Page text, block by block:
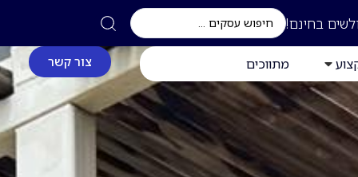
בחינם!
מתווכים צור קשר